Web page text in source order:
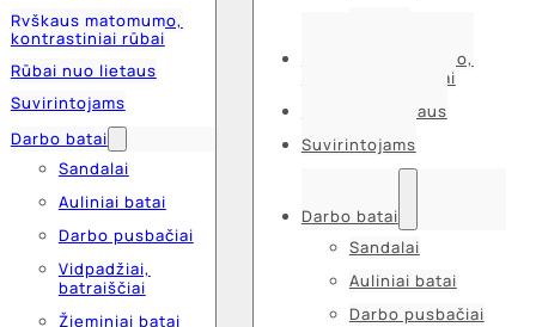
Ryškaus matomumo,
kontrastiniai rūbai
Rūbai nuo lietaus
Suvirintojams
Darbo batai
Sandalai
Auliniai batai
Darbo pusbačiai
Vidpadžiai,
batraiščiai
Žieminiai batai
Ryškaus matomumo,
kontrastiniai rūbai
Rūbai nuo lietaus
Suvirintojams
Darbo batai
Sandalai
Auliniai batai
Darbo pusbačiai